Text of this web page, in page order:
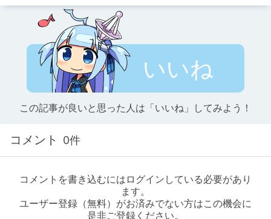
いいね
この記事が良いと思った人は「いいね」してみよう！
コメント 0件
コメントを書き込むにはログインしている必要があり
ます。
ユーザー登録（無料）がお済みでない方はこの機会に
是非ご登録ください。